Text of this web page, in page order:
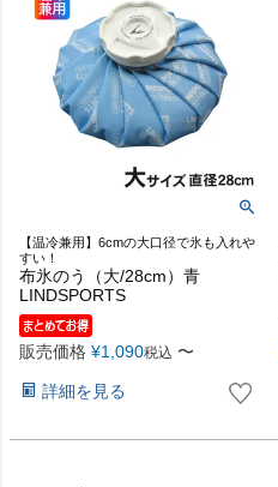
【温冷兼用】6cmの大口径で氷も入れや
すい！
布氷のう（大/28cm）青
LINDSPORTS
販売価格 ¥1,090税込 〜
詳細を見る